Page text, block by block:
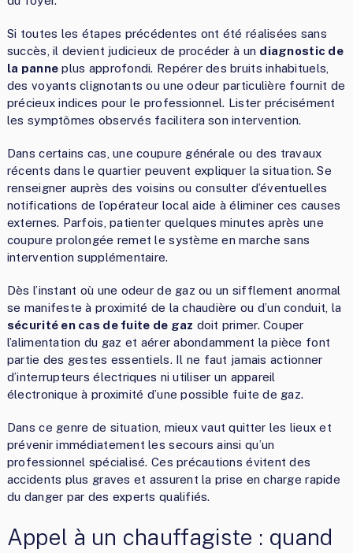
Si toutes les étapes précédentes ont été réalisées sans
succès, il devient judicieux de procéder à un diagnostic de
la panne plus approfondi. Repérer des bruits inhabituels,
des voyants clignotants ou une odeur particulière fournit de
précieux indices pour le professionnel. Lister précisément
les symptômes observés facilitera son intervention.
Dans certains cas, une coupure générale ou des travaux
récents dans le quartier peuvent expliquer la situation. Se
renseigner auprès des voisins ou consulter d’éventuelles
notifications de l’opérateur local aide à éliminer ces causes
externes. Parfois, patienter quelques minutes après une
coupure prolongée remet le système en marche sans
intervention supplémentaire.
Dès l’instant où une odeur de gaz ou un sifflement anormal
se manifeste à proximité de la chaudière ou d’un conduit, la
sécurité en cas de fuite de gaz doit primer. Couper
l’alimentation du gaz et aérer abondamment la pièce font
partie des gestes essentiels. Il ne faut jamais actionner
d’interrupteurs électriques ni utiliser un appareil
électronique à proximité d’une possible fuite de gaz.
Dans ce genre de situation, mieux vaut quitter les lieux et
prévenir immédiatement les secours ainsi qu’un
professionnel spécialisé. Ces précautions évitent des
accidents plus graves et assurent la prise en charge rapide
du danger par des experts qualifiés.
Appel à un chauffagiste : quand